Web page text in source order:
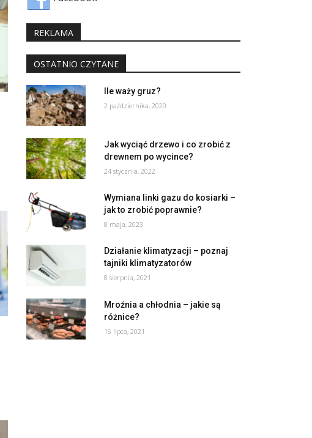
REKLAMA
OSTATNIO CZYTANE
Ile waży gruz?
2 października, 2020
Jak wyciąć drzewo i co zrobić z
drewnem po wycince?
24 stycznia, 2022
Wymiana linki gazu do kosiarki –
jak to zrobić poprawnie?
8 maja, 2023
Działanie klimatyzacji – poznaj
tajniki klimatyzatorów
8 sierpnia, 2021
Mroźnia a chłodnia – jakie są
różnice?
16 lipca, 2021